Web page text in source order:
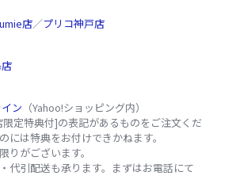
店／プリコ神戸店
ン （Yahoo!ショッピング内）
定特典付]の表記があるものをご注文くだ
には特典をお付けできかねます。
がございます。
代引配送も承ります。まずはお電話にて